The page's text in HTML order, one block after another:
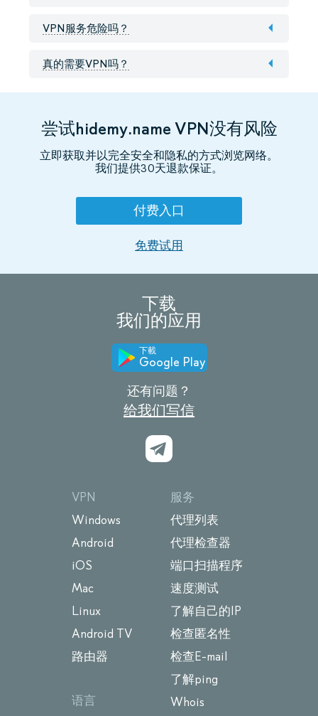
VPN服务危险吗？
真的需要VPN吗？
尝试hidemy.name VPN没有风险
立即获取并以完全安全和隐私的方式浏览网络。
我们提供30天退款保证。
付费入口
免费试用
下载
我们的应用
下載
Google Play
还有问题？
给我们写信
VPN
Windows
Android
iOS
Mac
Linux
Android TV
路由器
语言
服务
代理列表
代理检查器
端口扫描程序
速度测试
了解自己的IP
检查匿名性
检查E-mail
了解ping
Whois